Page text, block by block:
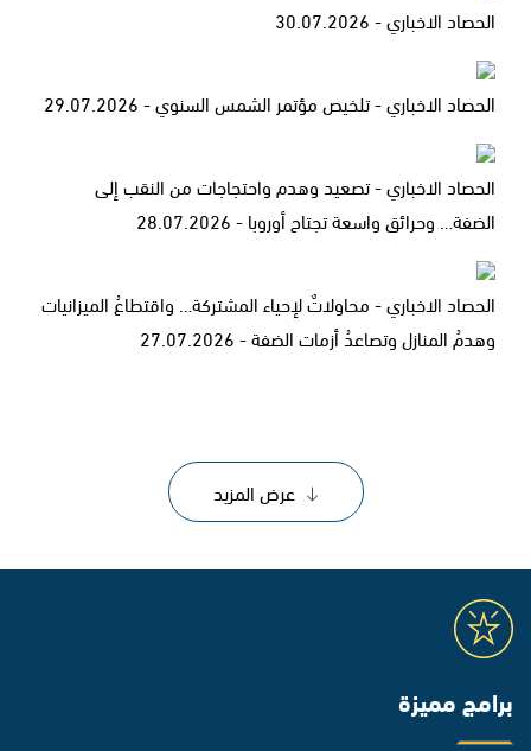
الحصاد الاخباري - 30.07.2026
الحصاد الاخباري - تلخيص مؤتمر الشمس السنوي - 29.07.2026
الحصاد الاخباري - تصعيد وهدم واحتجاجات من النقب إلى
الضفة… وحرائق واسعة تجتاح أوروبا - 28.07.2026
الحصاد الاخباري - محاولاتٌ لإحياء المشتركة… واقتطاعُ الميزانيات
وهدمُ المنازل وتصاعدُ أزمات الضفة - 27.07.2026
عرض المزيد
برامج مميزة